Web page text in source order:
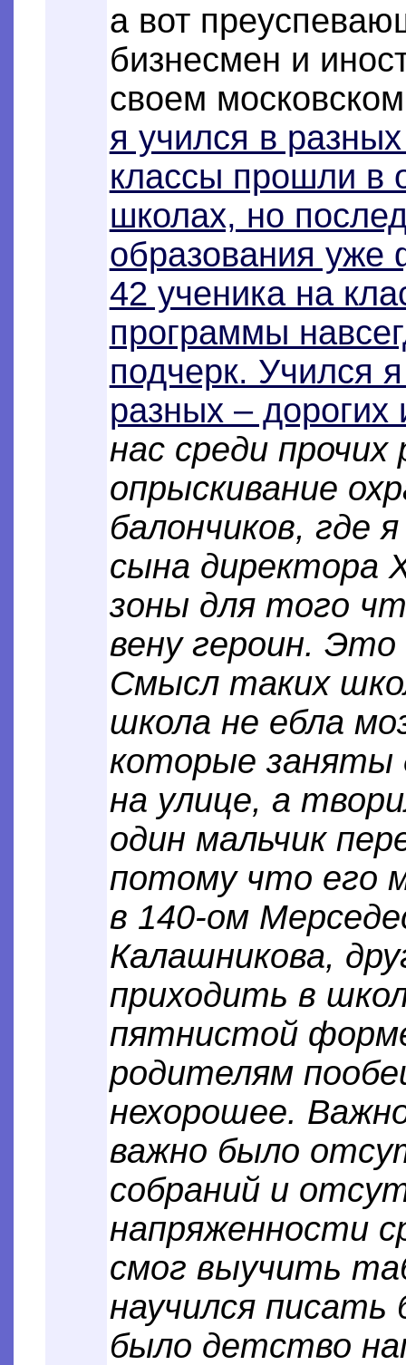
а вот
бизнесмен и
своем
я учился в
классы прошли в
школах, но
образования уже
42 ученика на
программы
подчерк. Учился
разных – дорогих
нас среди прочих
опрыскивание
балончиков, где
сына директора
зоны для того
вену героин.
Смысл таких
школа не ебла
которые заняты
на улице, а
один мальчик
потому что его
в 140-ом
Калашникова,
приходить в
пятнистой
родителям
нехорошее.
важно было
собраний и
напряженности
смог выучить
научился писать
было детство